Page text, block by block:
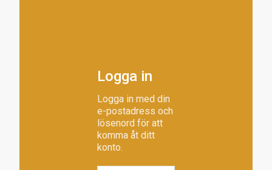
Logga in
Logga in med din
e-postadress och
lösenord för att
komma åt ditt
konto.